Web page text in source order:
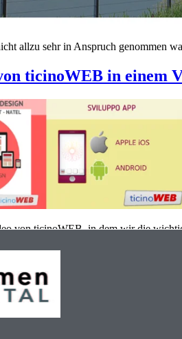
allzu sehr in Anspruch genommen
ticinoWEB in einem
von ticinoWEB, in dem wir die